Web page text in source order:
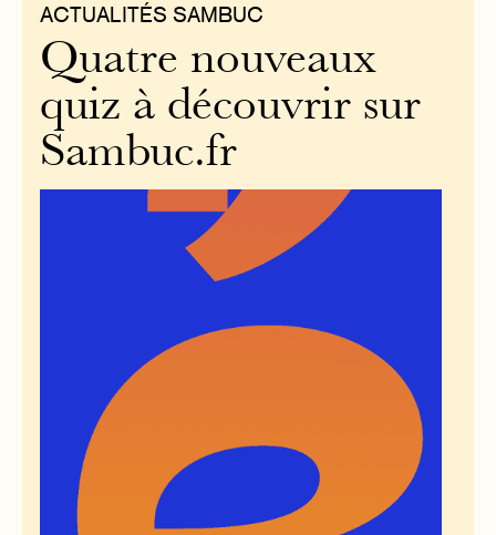
ACTUALITÉS SAMBUC
Quatre nouveaux
quiz à découvrir sur
Sambuc.fr